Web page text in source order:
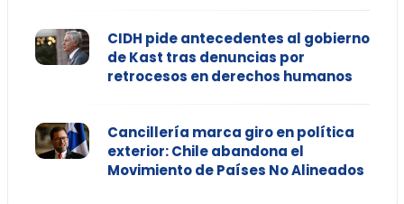
CIDH pide antecedentes al gobierno
de Kast tras denuncias por
retrocesos en derechos humanos
Cancillería marca giro en política
exterior: Chile abandona el
Movimiento de Países No Alineados